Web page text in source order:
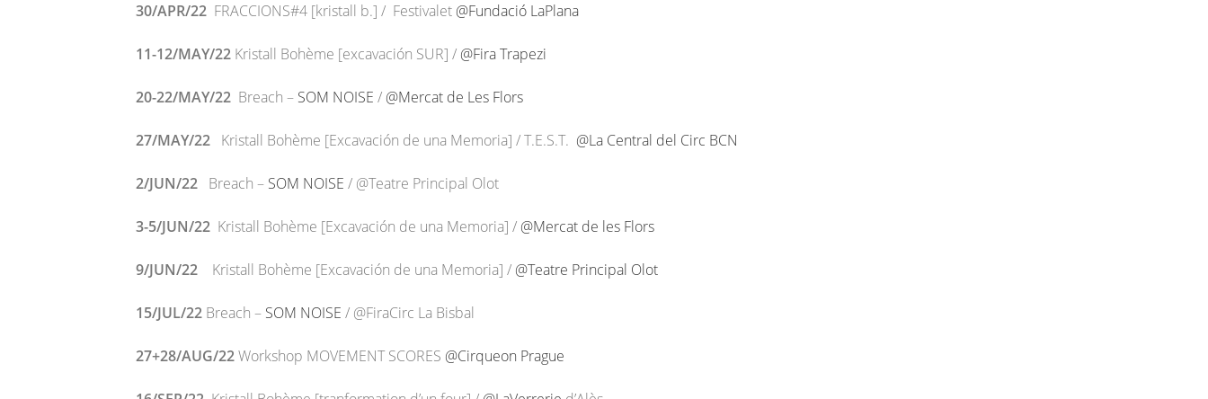
30/APR/22 FRACCIONS#4 [kristall b.] / Festivalet @Fundació LaPlana
11-12/MAY/22 Kristall Bohème [excavación SUR] / @Fira Trapezi
20-22/MAY/22 Breach – SOM NOISE / @Mercat de Les Flors
27/MAY/22 Kristall Bohème [Excavación de una Memoria] / T.E.S.T. @La Central del Circ BCN
2/JUN/22 Breach – SOM NOISE / @Teatre Principal Olot
3-5/JUN/22 Kristall Bohème [Excavación de una Memoria] / @Mercat de les Flors
9/JUN/22 Kristall Bohème [Excavación de una Memoria] / @Teatre Principal Olot
15/JUL/22 Breach – SOM NOISE / @FiraCirc La Bisbal
27+28/AUG/22Workshop MOVEMENT SCORES @Cirqueon Prague